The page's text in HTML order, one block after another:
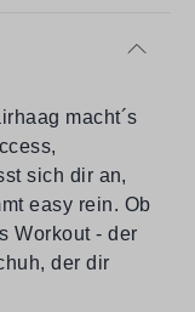
macht´s
sich dir an,
easy rein. Ob
Workout - der
der dir